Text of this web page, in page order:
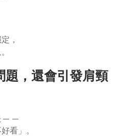
，
題，還會引發肩頸
——
看」。